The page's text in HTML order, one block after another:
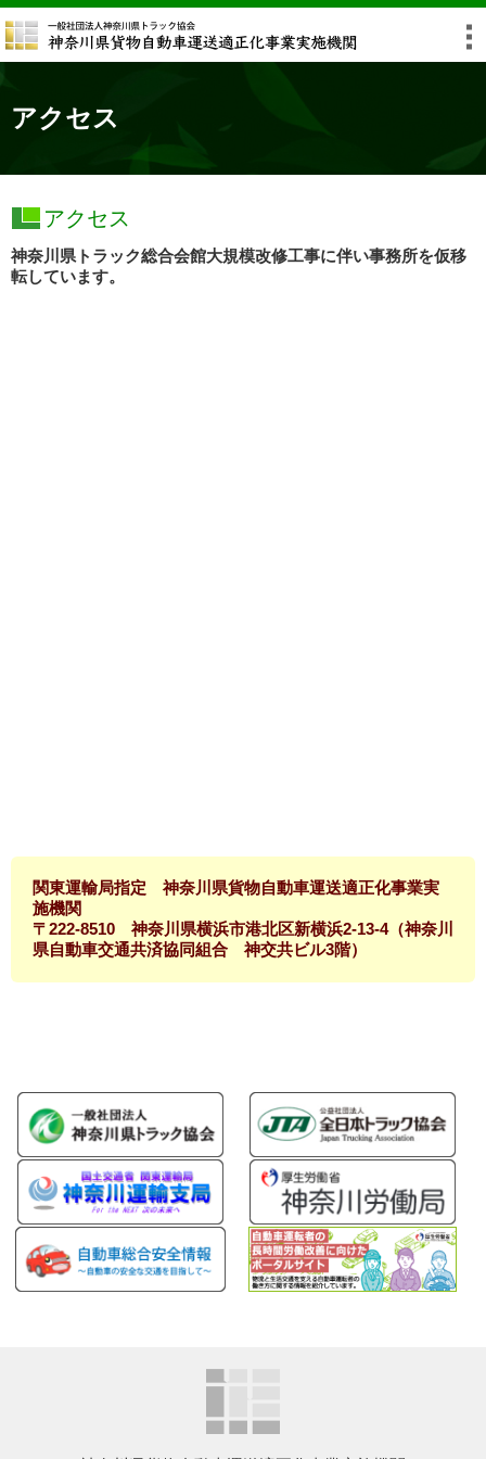
アクセス
アクセス
神奈川県トラック総合会館大規模改修工事に伴い事務所を仮移
転しています。
関東運輸局指定 神奈川県貨物自動車運送適正化事業実
施機関
〒222-8510 神奈川県横浜市港北区新横浜2-13-4（神奈川
県自動車交通共済協同組合 神交共ビル3階）